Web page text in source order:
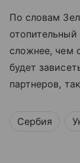
По словам
сложнее, чем
будет
партнеров,
Сербия